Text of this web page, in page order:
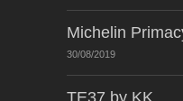
Michelin
30/08/2019